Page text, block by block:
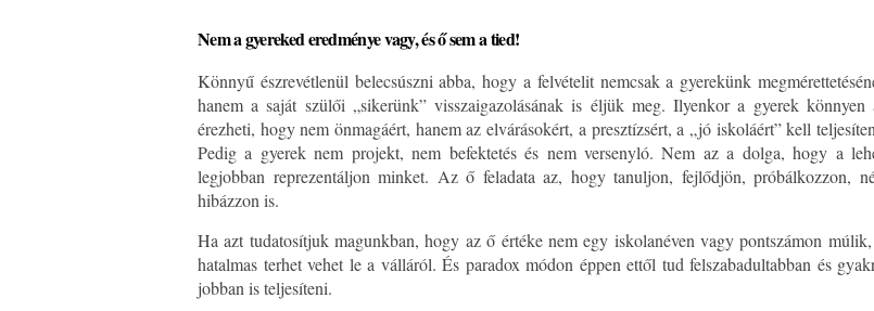
Nem a gyereked eredménye vagy, és ő sem a tied!
Könnyű észrevétlenül belecsúszni abba, hogy a felvételit nemcsak a gyerekünk
hanem a saját szülői „sikerünk” visszaigazolásának is éljük meg. Ilyenkor a gyerek könnyen
érezheti, hogy nem önmagáért, hanem az elvárásokért, a presztízsért, a „jó iskoláért” kell
Pedig a gyerek nem projekt, nem befektetés és nem versenyló. Nem az a dolga, hogy a
legjobban reprezentáljon minket. Az ő feladata az, hogy tanuljon, fejlődjön, próbálkozzon,
hibázzon is.
Ha azt tudatosítjuk magunkban, hogy az ő értéke nem egy iskolanéven vagy pontszámon
hatalmas terhet vehet le a válláról. És paradox módon éppen ettől tud felszabadultabban és
jobban is teljesíteni.